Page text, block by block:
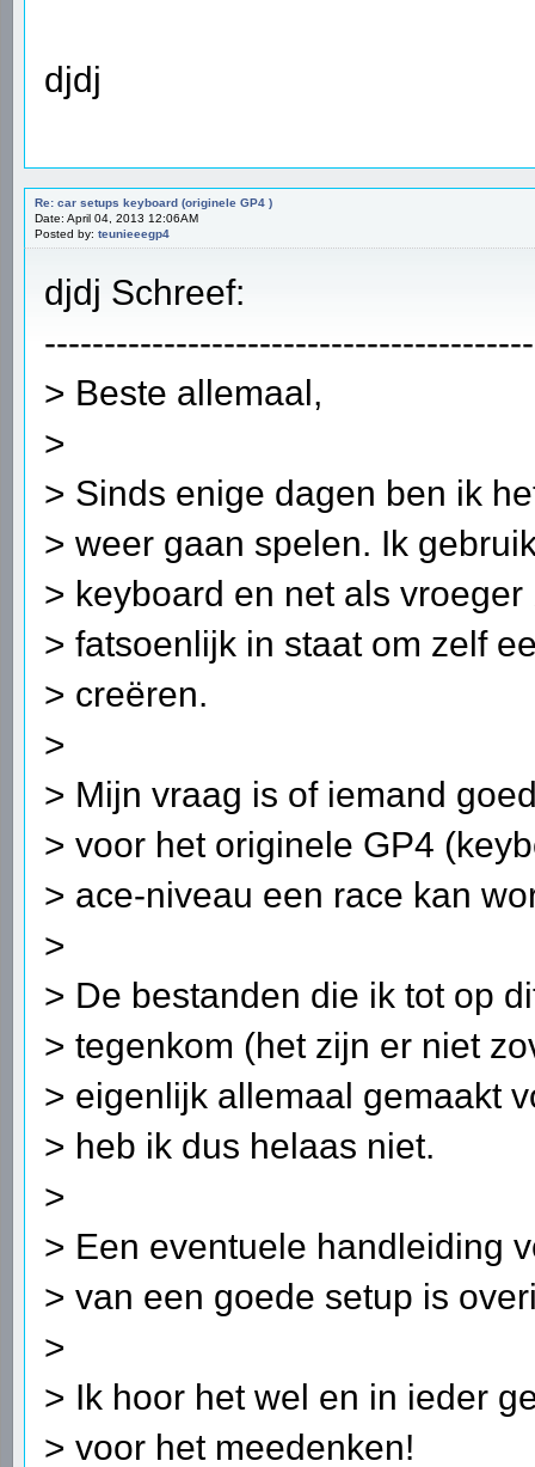
djdj
Re: car setups keyboard (originele GP4 )
Date: April 04, 2013 12:06AM
Posted by: teunieeegp4
djdj Schreef:
> Beste allemaal,
>
> Sinds enige dagen ben ik
> weer gaan spelen. Ik
> keyboard en net als
> fatsoenlijk in staat om zelf
> creëren.
>
> Mijn vraag is of iemand
> voor het originele GP4
> ace-niveau een race kan
>
> De bestanden die ik tot op
> tegenkom (het zijn er niet
> eigenlijk allemaal gemaakt
> heb ik dus helaas niet.
>
> Een eventuele handleiding
> van een goede setup is
>
> Ik hoor het wel en in ieder
> voor het meedenken!